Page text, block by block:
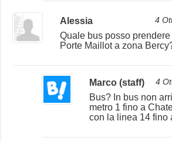
Alessia 4
Quale bus posso
Porte Maillot a zona
Marco (staff) 4
Bus? In bus non
metro 1 fino a
con la linea 14 fino